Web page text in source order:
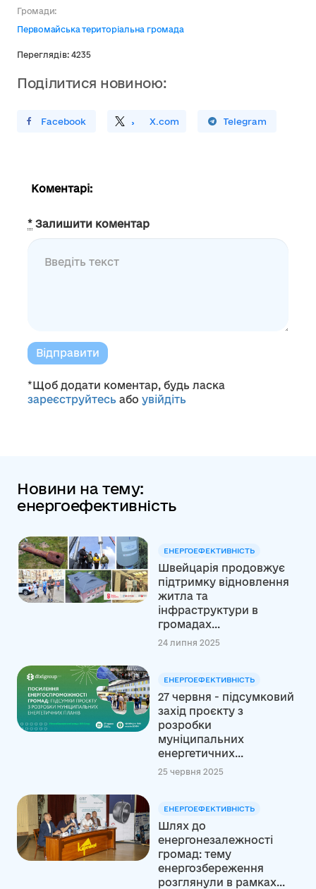
Громади:
Первомайська територіальна громада
Переглядів: 4235
Поділитися новиною:
У FacebookПоділитись X.com
Поширити У Telegram
Коментарі:
* Залишити коментар
Відправити
*Щоб додати коментар, будь ласка
зареєструйтесь або увійдіть
Новини на тему:
енергоефективність
ЕНЕРГОЕФЕКТИВНІСТЬ
Швейцарія продовжує
підтримку відновлення
житла та
інфраструктури в
громадах...
24 липня 2025
ЕНЕРГОЕФЕКТИВНІСТЬ
27 червня - підсумковий
захід проєкту з
розробки
муніципальних
енергетичних...
25 червня 2025
ЕНЕРГОЕФЕКТИВНІСТЬ
Шлях до
енергонезалежності
громад: тему
енергозбереження
розглянули в рамках...